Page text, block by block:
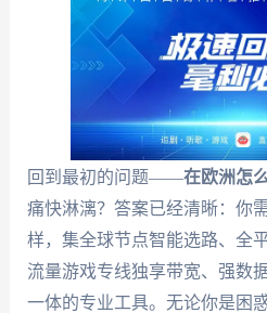
回到最初的问题——在欧洲怎
痛快淋漓？答案已经清晰：你
样，集全球节点智能选路、全
流量游戏专线独享带宽、强数
一体的专业工具。无论你是困